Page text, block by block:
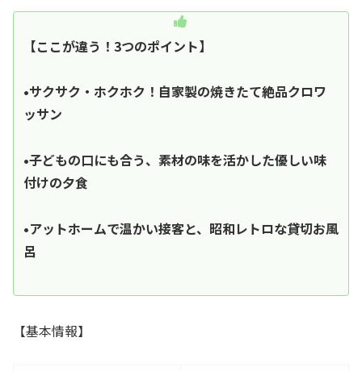
【ここが違う！3つのポイント】
•サクサク・ホクホク！自家製の焼きたて絶品クロワ
ッサン
•子どもの口にも合う、素材の味を活かした優しい味
付けの夕食
•アットホームで温かい接客と、昭和レトロな貸切お風
呂
【基本情報】